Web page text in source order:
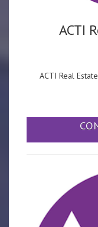
ACTI
ACTI Real